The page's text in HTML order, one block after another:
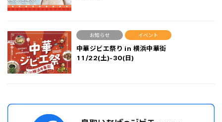
お知らせ イベント
中華ジビエ祭り in 横浜中華街
11/22(土)-30(日)